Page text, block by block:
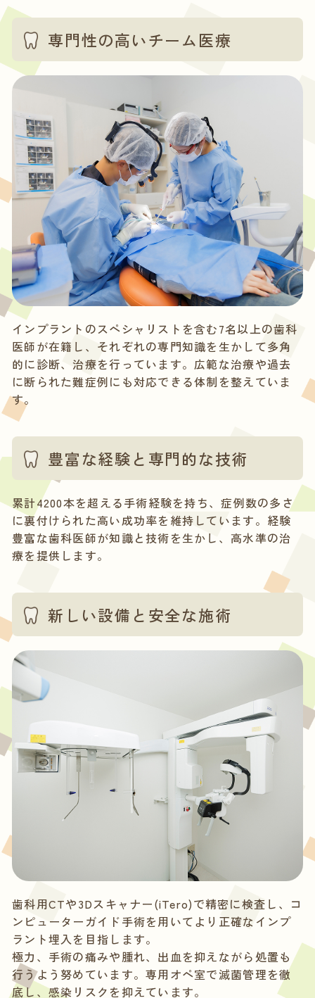
専門性の高いチーム医療
インプラントのスペシャリストを含む7名以上の歯科
医師が在籍し、それぞれの専門知識を生かして多角
的に診断、治療を行っています。広範な治療や過去
に断られた難症例にも対応できる体制を整えていま
す。
豊富な経験と専門的な技術
累計4200本を超える手術経験を持ち、症例数の多さ
に裏付けられた高い成功率を維持しています。経験
豊富な歯科医師が知識と技術を生かし、高水準の治
療を提供します。
新しい設備と安全な施術
歯科用CTや3Dスキャナー(iTero)で精密に検査し、コ
ンピューターガイド手術を用いてより正確なインプ
ラント埋入を目指します。
極力、手術の痛みや腫れ、出血を抑えながら処置も
行うよう努めています。専用オペ室で滅菌管理を徹
底し、感染リスクを抑えています。